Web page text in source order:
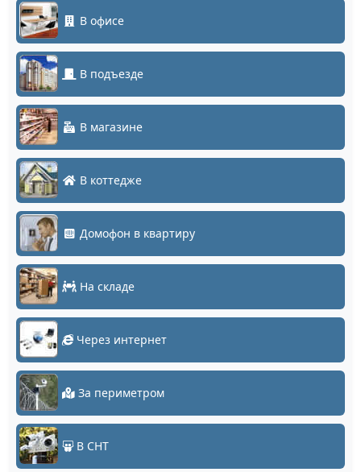
В офисе
В подъезде
В магазине
В коттедже
Домофон в квартиру
На складе
Через интернет
За периметром
В СНТ